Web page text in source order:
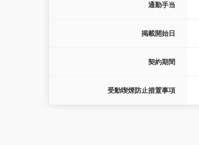
通勤手当
掲載開始日
契約期間
受動喫煙防止措置事項